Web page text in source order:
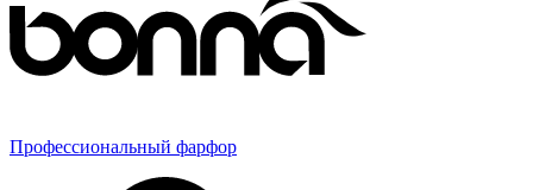
Профессиональный фарфор